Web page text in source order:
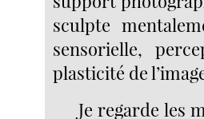
sculpte
sensorielle,
plasticité de
Je regarde les